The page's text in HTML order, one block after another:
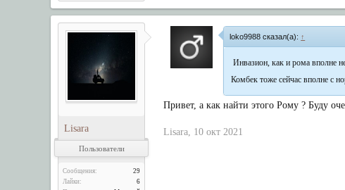
Lisara
Пользователи
Сообщения:
29
Лайки:
6
loko9988 сказал(а): ↑
Инвазион, как и рома вполне
Комбек тоже сейчас вполне с
Привет, а как найти этого Рому ? Буду
Lisara, 10 окт 2021